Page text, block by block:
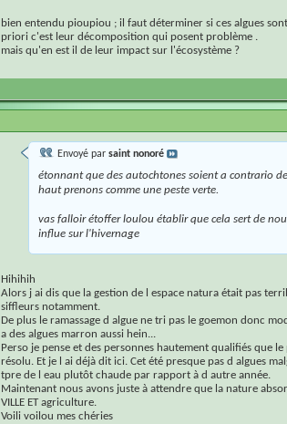
bien entendu pioupiou ; il faut déterminer si ces algues
priori c'est leur décomposition qui posent problème .
mais qu'en est il de leur impact sur l'écosystème ?
Envoyé par saint nonoré
étonnant que des autochtones soient a contrario
haut prenons comme une peste verte.
vas falloir étoffer loulou établir que cela sert de
influe sur l'hivernage
Hihihih
Alors j ai dis que la gestion de l espace natura était pas
siffleurs notamment.
De plus le ramassage d algue ne tri pas le goemon donc
a des algues marron aussi hein...
Perso je pense et des personnes hautement qualifiés que
résolu. Et je l ai déjà dit ici. Cet été presque pas d algues
tpre de l eau plutôt chaude par rapport à d autre année.
Maintenant nous avons juste à attendre que la nature
VILLE ET agriculture.
Voili voilou mes chéries